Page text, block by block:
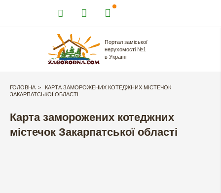
Портал заміської
нерухомості №1
в Україні
ГОЛОВНА
КАРТА ЗАМОРОЖЕНИХ КОТЕДЖНИХ МІСТЕЧОК
ЗАКАРПАТСЬКОЇ ОБЛАСТІ
Карта заморожених котеджних
містечок Закарпатської області